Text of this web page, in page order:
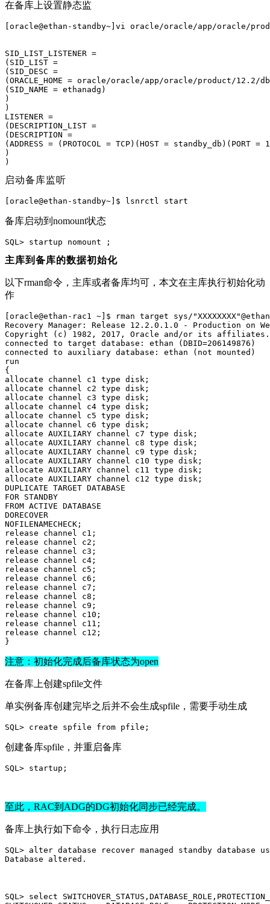
在备库上设置静态监
[oracle@ethan-standby~]vi oracle/oracle/app/oracle/
SID_LIST_LISTENER =
(SID_LIST =
(SID_DESC =
(ORACLE_HOME = oracle/oracle/app/oracle/product/12.2/
(SID_NAME = ethanadg)
)
)
LISTENER =
(DESCRIPTION_LIST =
(DESCRIPTION =
(ADDRESS = (PROTOCOL = TCP)(HOST = standby_db)(PORT =
)
)
启动备库监听
[oracle@ethan-standby~]$ lsnrctl start
备库启动到nomount状态
SQL> startup nomount ;
主库到备库的数据初始化
以下rman命令，主库或者备库均可，本文在主库执行初始化动
作
[oracle@ethan-rac1
~]$ rman target sys/
Recovery Manager: Release 12.2.0.1.0 - Production on
Copyright
(c) 1982, 2017, Oracle and/or its
connected
to target database: ethan (DBID=206149876)
connected
to auxiliary database: ethan (not mounted)
run
{
allocate
channel c1 type disk;
allocate
channel c2 type disk;
allocate
channel c3 type disk;
allocate
channel c4 type disk;
allocate
channel c5 type disk;
allocate
channel c6 type disk;
allocate AUXILIARY channel c7 type disk;
allocate AUXILIARY channel c8 type disk;
allocate AUXILIARY channel c9 type disk;
allocate AUXILIARY channel c10 type disk;
allocate AUXILIARY channel c11 type disk;
allocate AUXILIARY channel c12 type disk;
DUPLICATE TARGET DATABASE
FOR STANDBY
FROM ACTIVE DATABASE
DORECOVER
NOFILENAMECHECK;
release
channel c1;
release
channel c2;
release
channel c3;
release
channel c4;
release
channel c5;
release
channel c6;
release
channel c7;
release
channel c8;
release
channel c9;
release
channel c10;
release
channel c11;
release
channel c12;
}
注意：初始化完成后备库状态为open
在备库上创建spfile文件
单实例备库创建完毕之后并不会生成spfile，需要手动生成
SQL> create spfile from pfile;
创建备库spfile，并重启备库
SQL> startup;
至此，RAC到ADG的DG初始化同步已经完成。
备库上执行如下命令，执行日志应用
SQL> alter database recover managed standby database
Database altered.
SQL> select